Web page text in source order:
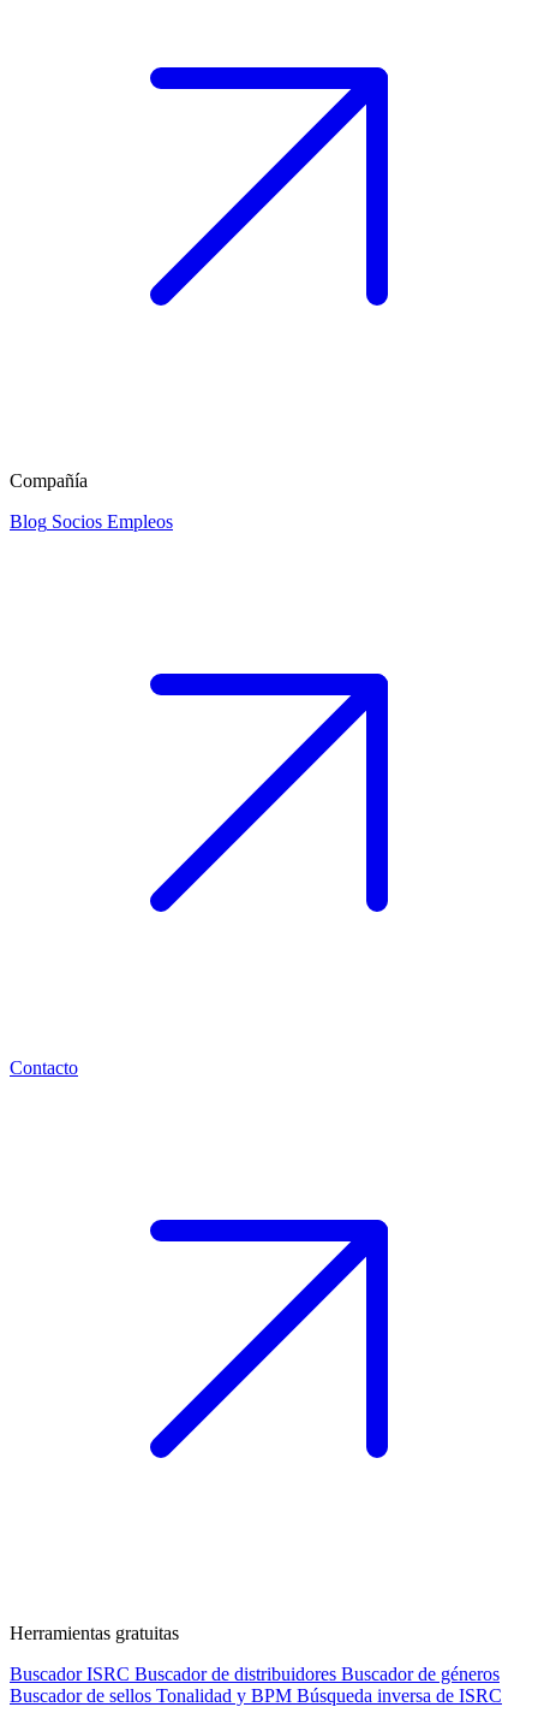
Compañía
Blog Socios Empleos
Contacto
Herramientas gratuitas
Buscador ISRC Buscador de distribuidores Buscador de géneros
Buscador de sellos Tonalidad y BPM Búsqueda inversa de ISRC